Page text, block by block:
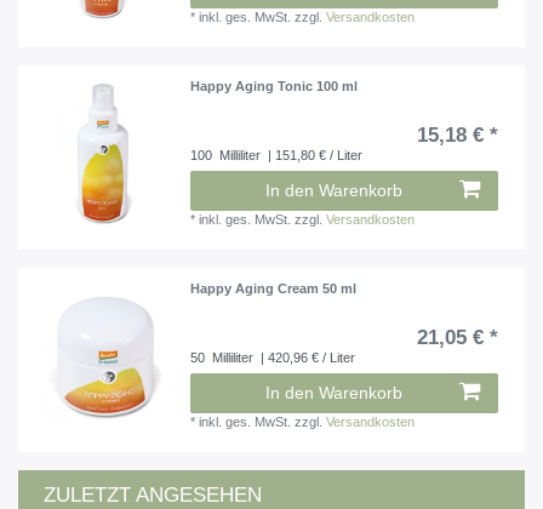
*inkl. ges. MwSt. zzgl.Versandkosten
Happy Aging Tonic 100 ml
15,18 € *
100 Milliliter | 151,80 € / Liter
In den Warenkorb
*inkl. ges. MwSt. zzgl.Versandkosten
Happy Aging Cream 50 ml
21,05 € *
50 Milliliter | 420,96 € / Liter
In den Warenkorb
*inkl. ges. MwSt. zzgl.Versandkosten
ZULETZT ANGESEHEN